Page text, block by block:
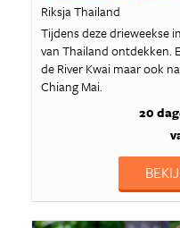
Riksja Thailand
Tijdens deze drieweekse
van Thailand ontdekken.
de River Kwai maar ook
Chiang Mai.
20